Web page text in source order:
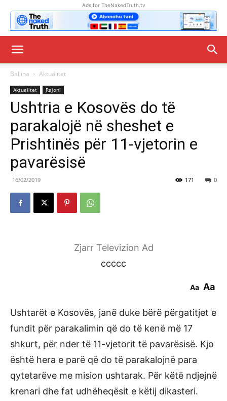
Ads for TheNakedTruth.tv
Ballina Aktualitet
Aktualitet Rajoni
Ushtria e Kosovës do të
parakalojë në sheshet e
Prishtinës për 11-vjetorin e
pavarësisë
16/02/2019 0
171
Zjarr Televizion Ad
ccccc
Aa Aa
Ushtarët e Kosovës, janë duke bërë përgatitjet e
fundit për parakalimin që do të kenë më 17
shkurt, për nder të 11-vjetorit të pavarësisë. Kjo
është hera e parë që do të parakalojnë para
qytetarëve me mision ushtarak. Për këtë ndjejnë
krenari dhe fat udhëheqësit e këtij dikasteri.